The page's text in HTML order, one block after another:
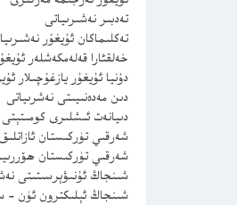
تەدبىر نەشىرىياتى
تەكلىماكان ئۇيغۇر
خەلقئارا قەلەمكەشلەر
دۇنيا ئۇيغۇر يازغۇچىلار
دىن مەدەنىيىتى نەشرىياتى
دىيانەت ئىشلىرى
شەرقىي تۈركىستان
شەرقىي تۈركىستان
شىنجاڭ ئۇنىۋېرسىتىتى
شىنجاڭ ئېلىكترون ئۈن –